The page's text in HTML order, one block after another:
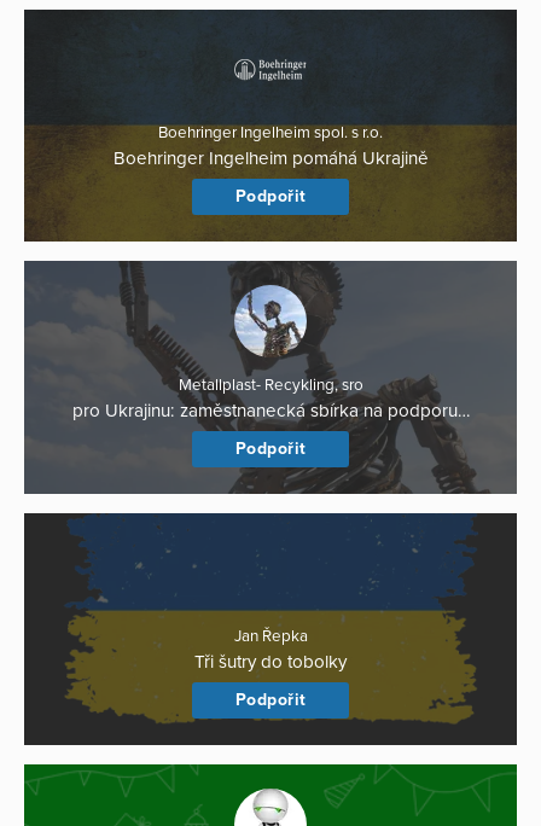
Boehringer Ingelheim spol. s r.o.
Boehringer Ingelheim pomáhá Ukrajině
Podpořit
Metallplast- Recykling, sro
pro Ukrajinu: zaměstnanecká sbírka na podporu…
Podpořit
Jan Řepka
Tři šutry do tobolky
Podpořit